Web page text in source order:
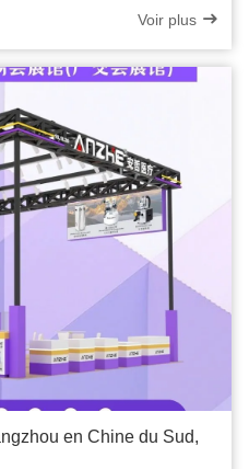
Voir plus
en Chine du Sud,